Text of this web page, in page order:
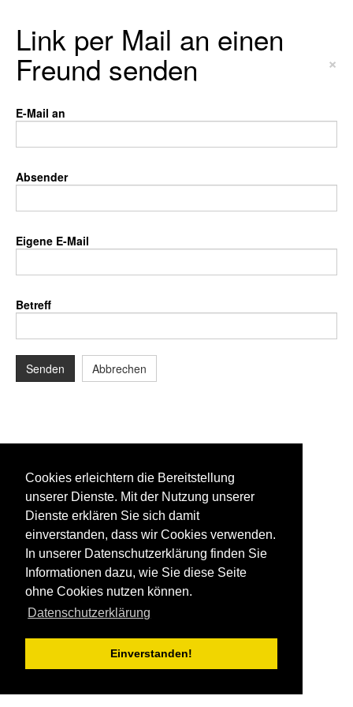
Cookies erleichtern die Bereitstellung
unserer Dienste. Mit der Nutzung unserer
Dienste erklären Sie sich damit
einverstanden, dass wir Cookies verwenden.
In unserer Datenschutzerklärung finden Sie
Informationen dazu, wie Sie diese Seite
ohne Cookies nutzen können.
Datenschutzerklärung
Einverstanden!
Link per Mail an einen
Freund senden ×
E-Mail an
Absender
Eigene E-Mail
Betreff
Senden Abbrechen